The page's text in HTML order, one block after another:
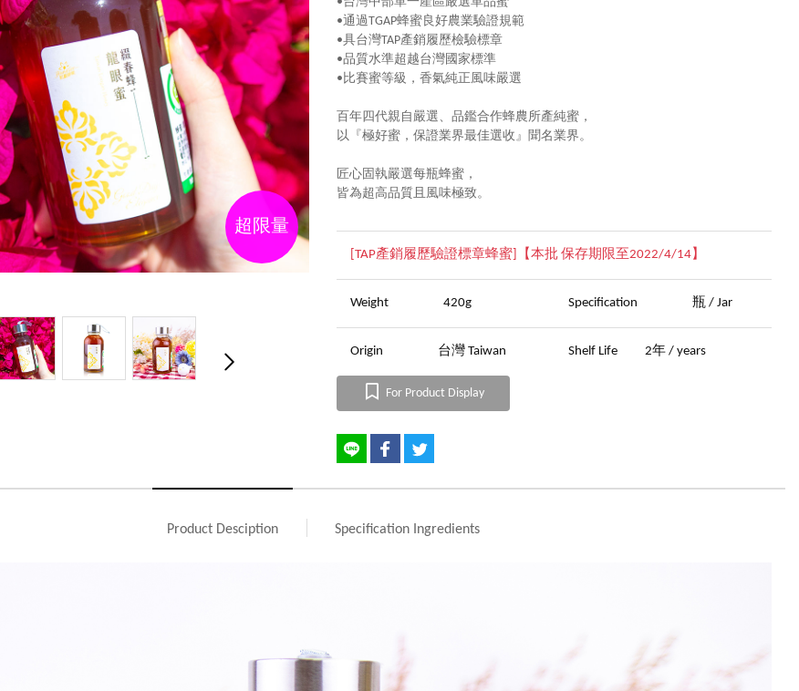
超限量
•通過TGAP蜂蜜良好農業驗證規範
•具台灣TAP產銷履歷檢驗標章
•品質水準超越台灣國家標準
•比賽蜜等級，香氣純正風味嚴選
百年四代親自嚴選、品鑑合作蜂農所產純蜜，
以『極好蜜，保證業界最佳選收』聞名業界。
匠心固執嚴選每瓶蜂蜜，
皆為超高品質且風味極致。
[TAP產銷履歷驗證標章蜂蜜]【本批 保存期限至2022/4/14】
Weight 420g Specification 瓶 / Jar
Origin 台灣 Taiwan Shelf Life 2年 / years
For Product Display
Product Desciption Specification Ingredients